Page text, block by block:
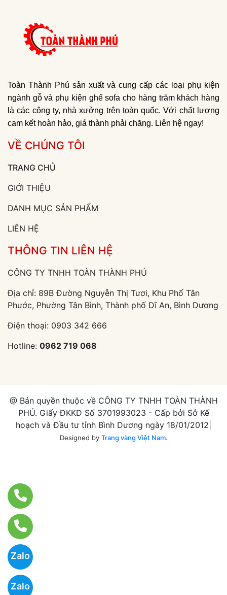
Zalo
Zalo
Toàn Thành Phú sản xuất và cung cấp các loại phụ kiện
ngành gỗ và phụ kiện ghế sofa cho hàng trăm khách hàng
là các công ty, nhà xưởng trên toàn quốc. Với chất lượng
cam kết hoàn hảo, giá thành phải chăng. Liên hệ ngay!
VỀ CHÚNG TÔI
TRANG CHỦ
GIỚI THIỆU
DANH MỤC SẢN PHẨM
LIÊN HỆ
THÔNG TIN LIÊN HỆ
CÔNG TY TNHH TOÀN THÀNH PHÚ
Địa chỉ: 89B Đường Nguyễn Thị Tươi, Khu Phố Tân
Phước, Phường Tân Bình, Thành phố Dĩ An, Bình Dương
Điện thoại: 0903 342 666
Hotline: 0962 719 068
@ Bản quyền thuộc về CÔNG TY TNHH TOÀN THÀNH
PHÚ. Giấy ĐKKD Số 3701993023 - Cấp bởi Sở Kế
hoạch và Đầu tư tỉnh Bình Dương ngày 18/01/2012|
Designed by Trang vàng Việt Nam.